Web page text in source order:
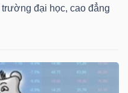
đại học, cao đẳng